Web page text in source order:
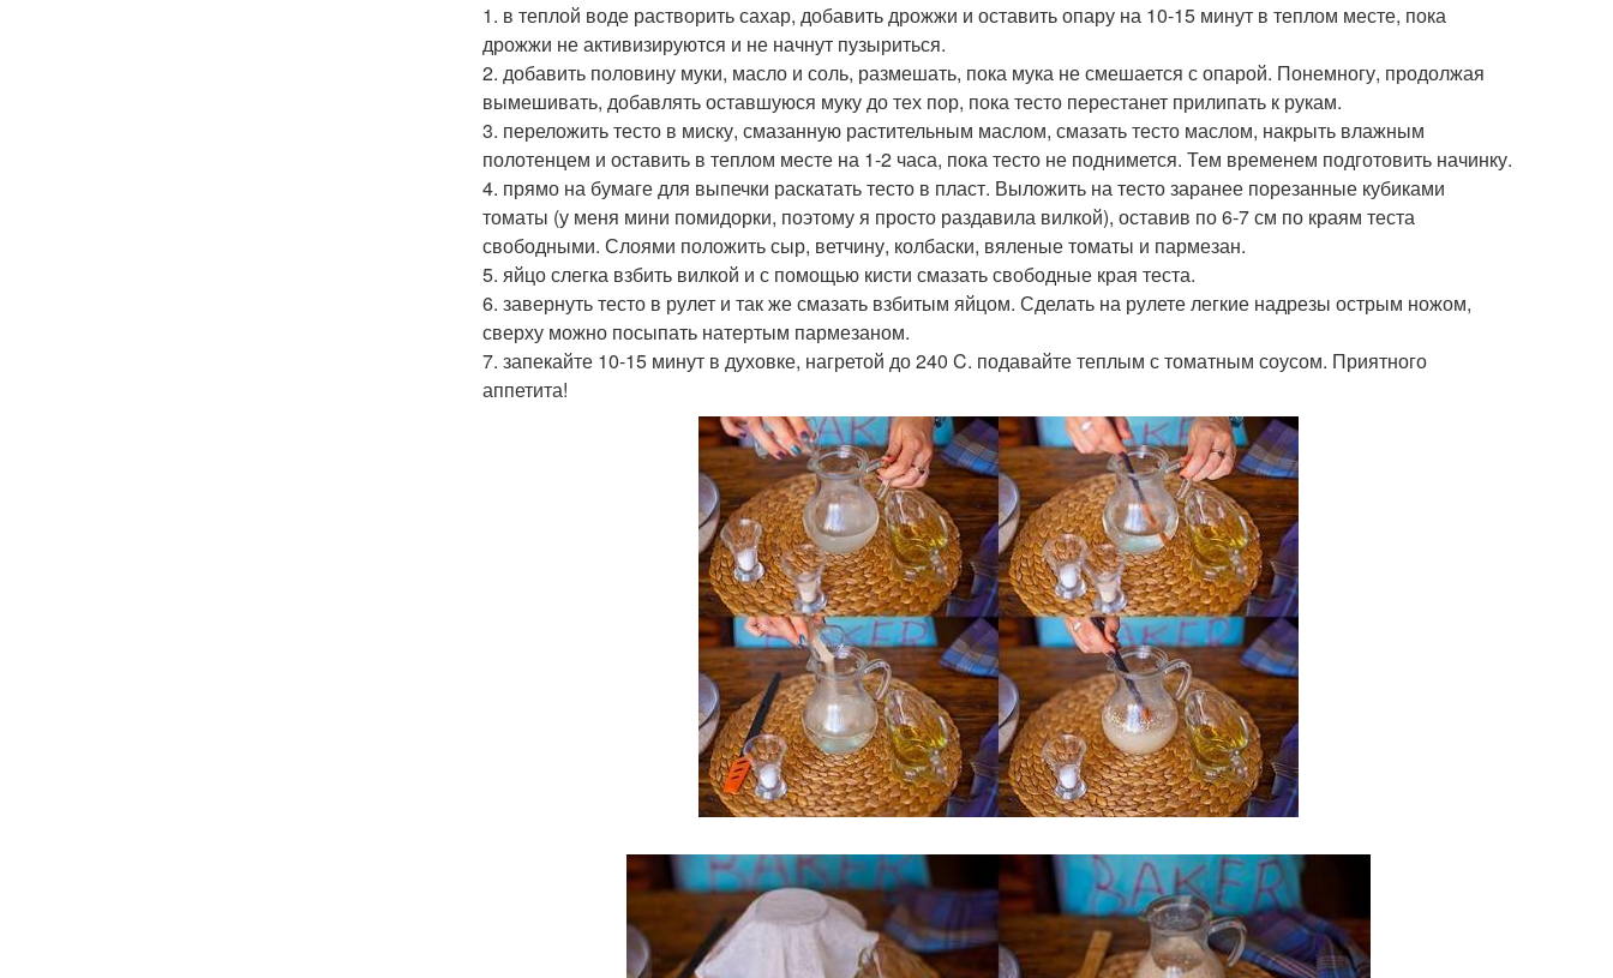
1. в теплой воде растворить сахар, добавить дрожжи и оставить опару на 10-15 минут в теплом месте, пока
дрожжи не активизируются и не начнут пузыриться.
2. добавить половину муки, масло и соль, размешать, пока мука не смешается с опарой. Понемногу, продолжая
вымешивать, добавлять оставшуюся муку до тех пор, пока тесто перестанет прилипать к рукам.
3. переложить тесто в миску, смазанную растительным маслом, смазать тесто маслом, накрыть влажным
полотенцем и оставить в теплом месте на 1-2 часа, пока тесто не поднимется. Тем временем подготовить начинку.
4. прямо на бумаге для выпечки раскатать тесто в пласт. Выложить на тесто заранее порезанные кубиками
томаты (у меня мини помидорки, поэтому я просто раздавила вилкой), оставив по 6-7 см по краям теста
свободными. Слоями положить сыр, ветчину, колбаски, вяленые томаты и пармезан.
5. яйцо слегка взбить вилкой и с помощью кисти смазать свободные края теста.
6. завернуть тесто в рулет и так же смазать взбитым яйцом. Сделать на рулете легкие надрезы острым ножом,
сверху можно посыпать натертым пармезаном.
7. запекайте 10-15 минут в духовке, нагретой до 240 C. подавайте теплым с томатным соусом. Приятного
аппетита!